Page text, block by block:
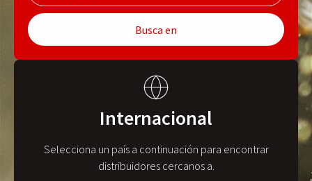
Busca en
Internacional
Selecciona un país a continuación para encontrar
distribuidores cercanos a.